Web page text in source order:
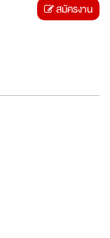
สมัครงาน